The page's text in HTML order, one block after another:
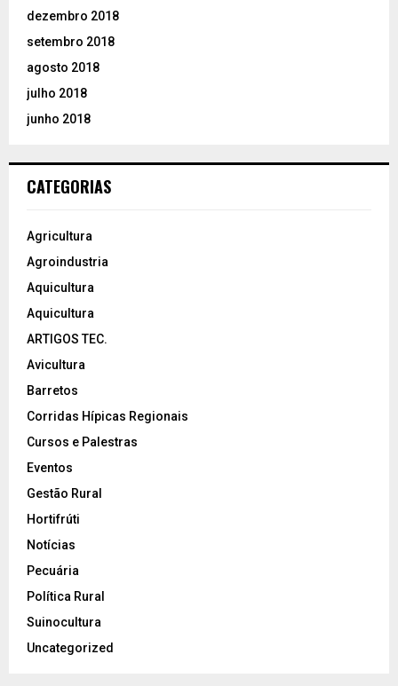
dezembro 2018
setembro 2018
agosto 2018
julho 2018
junho 2018
CATEGORIAS
Agricultura
Agroindustria
Aquicultura
Aquicultura
ARTIGOS TEC.
Avicultura
Barretos
Corridas Hípicas Regionais
Cursos e Palestras
Eventos
Gestão Rural
Hortifrúti
Notícias
Pecuária
Política Rural
Suinocultura
Uncategorized